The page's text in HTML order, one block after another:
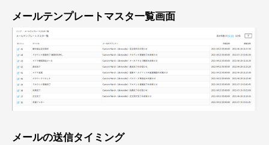
メールテンプレートマスタ一覧画面
メールの送信タイミング